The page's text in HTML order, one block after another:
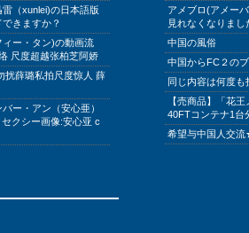
（xunlei)の日本語版
きますか？
ー・タン)の動画流
尺度超越张柏芝阿娇
扰薛璐私拍尺度惊人 薛
ー・アン（安心亜）
クシー画像:安心亚 c
アメブロ(アメー
見れなくなりまし
中国の風俗
中国からFC２の
同じ内容は何度
【売商品】「花
40FTコンテナ1台
希望与中国人交